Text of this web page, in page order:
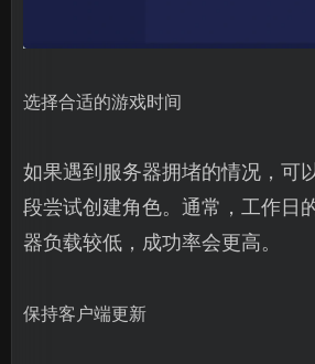
选择合适的游戏时间
如果遇到服务器拥堵的情况，可
段尝试创建角色。通常，工作日
器负载较低，成功率会更高。
保持客户端更新